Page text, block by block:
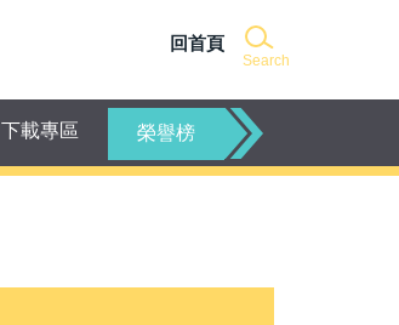
回首頁
Search
下載專區 榮譽榜